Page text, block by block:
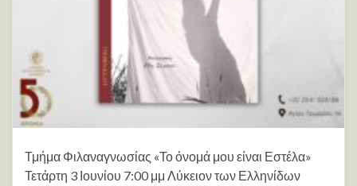
Τμήμα Φιλαναγνωσίας «Το όνομά μου είναι Εστέλα»
Τετάρτη 3 Ιουνίου 7:00 μμ Λύκειον των Ελληνίδων